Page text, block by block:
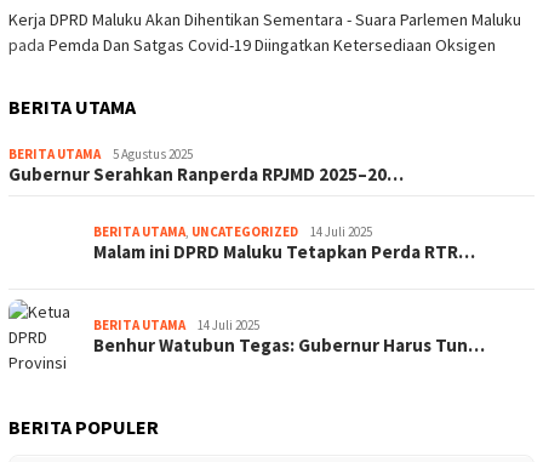
Kerja DPRD Maluku Akan Dihentikan Sementara - Suara Parlemen Maluku
pada Pemda Dan Satgas Covid-19 Diingatkan Ketersediaan Oksigen
BERITA UTAMA
BERITA UTAMA 5 Agustus 2025
Gubernur Serahkan Ranperda RPJMD 2025–20…
BERITA UTAMA, UNCATEGORIZED 14 Juli 2025
Malam ini DPRD Maluku Tetapkan Perda RTR…
BERITA UTAMA 14 Juli 2025
Benhur Watubun Tegas: Gubernur Harus Tun…
BERITA POPULER